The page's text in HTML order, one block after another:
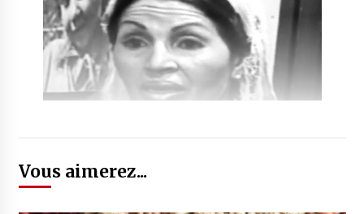
Vous aimerez...